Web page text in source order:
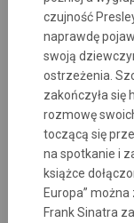
czujność
naprawdę
swoją
ostrzeżenia.
zakończyła się
rozmowę
toczącą się
na spotkanie i
książce
Europa”
Frank Sinatra